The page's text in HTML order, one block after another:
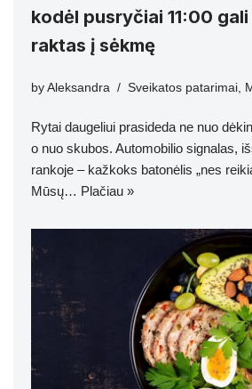
kodėl pusryčiai 11:00
raktas į sėkmę
by Aleksandra Sveikatos patarimai
Rytai daugeliui prasideda ne nuo
o nuo skubos. Automobilio signalas,
rankoje – kažkoks batonėlis „nes
Mūsų… Plačiau »